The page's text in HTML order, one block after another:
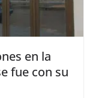
en la
fue con su